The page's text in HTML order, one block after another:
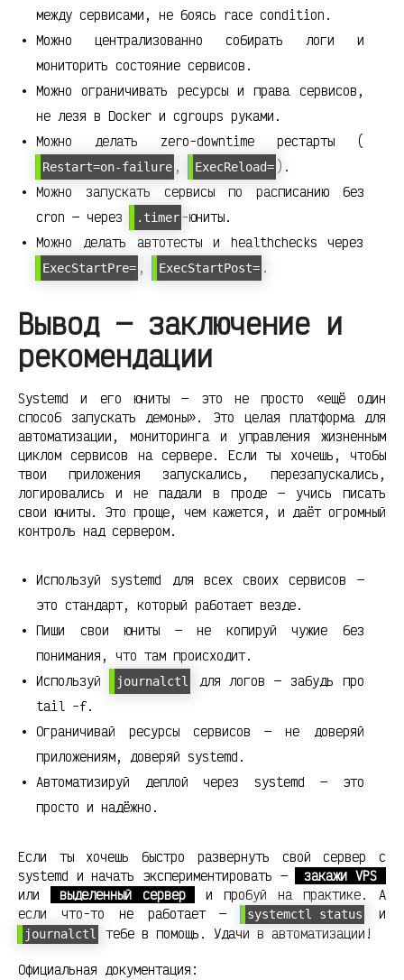
между сервисами, не боясь race condition.
Можно централизованно собирать логи и
мониторить состояние сервисов.
Можно ограничивать ресурсы и права сервисов,
не лезя в Docker и cgroups руками.
Можно делать zero-downtime рестарты (
Restart=on-failure , ExecReload= ).
Можно запускать сервисы по расписанию без
cron — через
.timer-юниты.
Можно делать автотесты и healthchecks через
ExecStartPre= , ExecStartPost= .
Вывод — заключение и
рекомендации
Systemd и его юниты — это не просто «ещё один
способ запускать демоны». Это целая платформа для
автоматизации, мониторинга и управления жизненным
циклом сервисов на сервере. Если ты хочешь, чтобы
твои приложения запускались, перезапускались,
логировались и не падали в проде — учись писать
свои юниты. Это проще, чем кажется, и даёт огромный
контроль над сервером.
Используй systemd для всех своих сервисов —
это стандарт, который работает везде.
Пиши свои юниты — не копируй чужие без
понимания, что там происходит.
Используй
journalctl
для логов — забудь про
tail -f.
Ограничивай ресурсы сервисов — не доверяй
приложениям, доверяй systemd.
Автоматизируй деплой через systemd — это
просто и надёжно.
Если ты хочешь быстро развернуть свой сервер с
systemd и начать экспериментировать —
закажи VPS
или
выделенный сервер
и пробуй на практике. А
если что-то не работает —
systemctl status и
journalctl тебе в помощь. Удачи в автоматизации!
Официальная документация: